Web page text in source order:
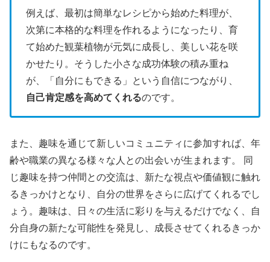
例えば、最初は簡単なレシピから始めた料理が、
次第に本格的な料理を作れるようになったり、育
て始めた観葉植物が元気に成長し、美しい花を咲
かせたり。そうした小さな成功体験の積み重ね
が、「自分にもできる」という自信につながり、
自己肯定感を高めてくれるのです。
また、趣味を通じて新しいコミュニティに参加すれば、年
齢や職業の異なる様々な人との出会いが生まれます。 同
じ趣味を持つ仲間との交流は、新たな視点や価値観に触れ
るきっかけとなり、自分の世界をさらに広げてくれるでし
ょう。趣味は、日々の生活に彩りを与えるだけでなく、自
分自身の新たな可能性を発見し、成長させてくれるきっか
けにもなるのです。